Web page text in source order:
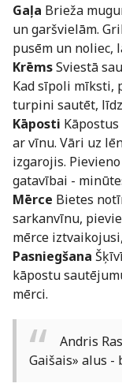
Gaļa Brieža
un garšvielām.
pusēm un noliec,
KrēmsSviestā
Kad sīpoli mīksti,
turpini sautēt, līdz
Kāposti
ar vīnu. Vāri uz
izgarojis.
gatavībai -
Mērce Bietes
sarkanvīnu,
mērce
Pasniegšana
kāpostu
mērci.
Andris
Gaišais» alus -